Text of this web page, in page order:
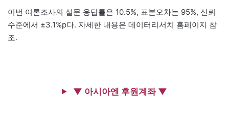
이번 여론조사의 설문 응답률은 10.5%, 표본오차는 95%, 신뢰
수준에서 ±3.1%p다. 자세한 내용은 데이터리서치 홈페이지 참
조.
▼ 아시아엔 후원계좌 ▼